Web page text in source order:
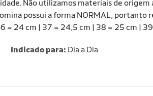
Não utilizamos materiais de
possui a forma NORMAL,
= 24 cm | 37 = 24,5 cm | 38 = 25 cm |
Indicado para: Dia a Dia